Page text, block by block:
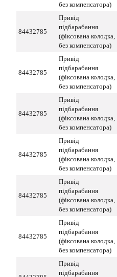
без компенсатора)
84432785
Привід
підбарабання
(фіксована колодка,
без компенсатора)
84432785
Привід
підбарабання
(фіксована колодка,
без компенсатора)
84432785
Привід
підбарабання
(фіксована колодка,
без компенсатора)
84432785
Привід
підбарабання
(фіксована колодка,
без компенсатора)
84432785
Привід
підбарабання
(фіксована колодка,
без компенсатора)
84432785
Привід
підбарабання
(фіксована колодка,
без компенсатора)
Привід
підбарабання